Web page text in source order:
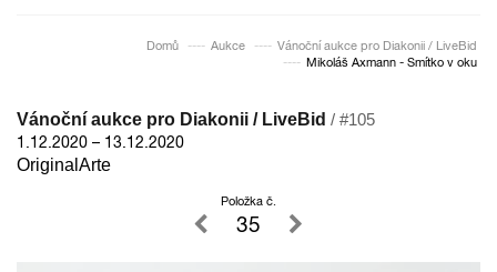
Domů Aukce
Vánoční aukce pro Diakonii / LiveBid
Mikoláš Axmann - Smítko v oku
Vánoční aukce pro Diakonii / LiveBid / #105
1.12.2020 – 13.12.2020
OriginalArte
Položka č.
35